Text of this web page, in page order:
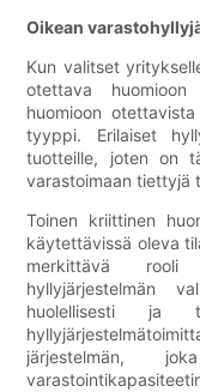
Oikean
Kun valitset
otettava
huomioon
tyyppi. Erilaiset
tuotteille, joten on
varastoimaan tiettyjä
Toinen kriittinen
käytettävissä oleva
merkittävä rooli
hyllyjärjestelmän
huolellisesti ja
järjestelmän,